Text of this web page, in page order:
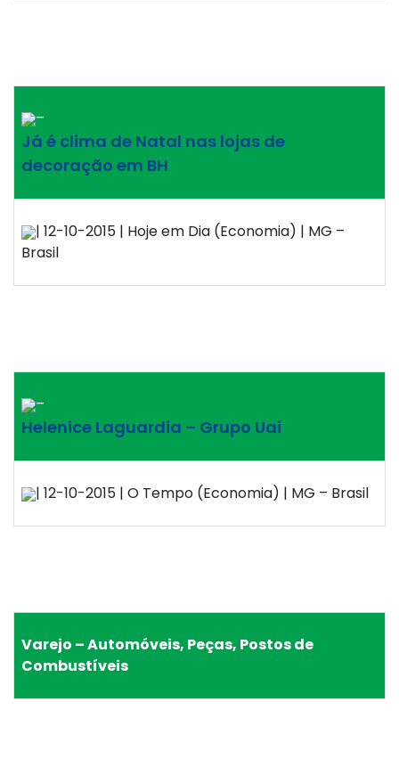
–
Já é clima de Natal nas lojas de
decoração em BH
| 12-10-2015 | Hoje em Dia (Economia) | MG –
Brasil
–
Helenice Laguardia – Grupo Uai
| 12-10-2015 | O Tempo (Economia) | MG – Brasil
Varejo – Automóveis, Peças, Postos de
Combustíveis